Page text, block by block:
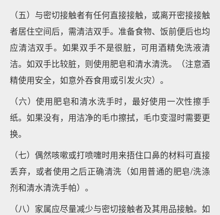
（五）与密切接触者有任何直接接触，或离开密接接触
者居住空间后，需清洁双手。准备食物、饭前便后也均
应清洁双手。如果双手不是很脏，可用酒精免洗液清
洁。如双手比较脏，则使用肥皂和清水清洗。（注意酒
精使用安全，如意外吞食用或引发火灾）。
（六）使用肥皂和清水洗手时，最好使用一次性擦手
纸。如果没有，用洁净的毛巾擦拭，毛巾变湿时需要更
换。
（七）偶然咳嗽或打喷嚏时用来捂住口鼻的材料可直接
丢弃，或者使用之后正确清洗（如用普通的肥皂/洗涤
剂和清水清洗手帕）。
（八）家属应尽量减少与密切接触者及其用品接触。如